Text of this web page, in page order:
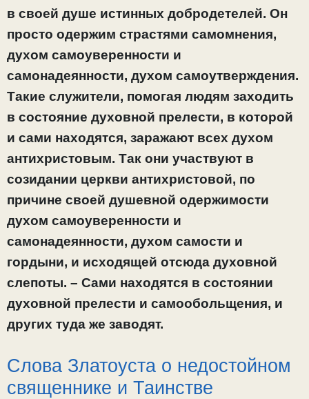
в своей душе истинных добродетелей. Он
просто одержим страстями самомнения,
духом самоуверенности и
самонадеянности, духом самоутверждения.
Такие служители, помогая людям заходить
в состояние духовной прелести, в которой
и сами находятся, заражают всех духом
антихристовым. Так они участвуют в
созидании церкви антихристовой, по
причине своей душевной одержимости
духом самоуверенности и
самонадеянности, духом самости и
гордыни, и исходящей отсюда духовной
слепоты. – Сами находятся в состоянии
духовной прелести и самообольщения, и
других туда же заводят.
Слова Златоуста о недостойном
священнике и Таинстве